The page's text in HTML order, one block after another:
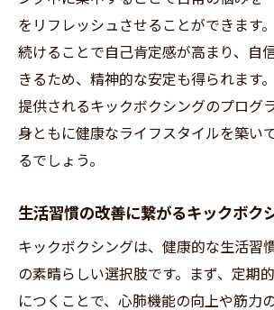
をリフレッシュさせることができます
続けることで自己肯定感が高まり、自
きるため、精神的な安定も得られます
提供されるキックボクシングのプログ
身ともに健康なライフスタイルを築い
るでしょう。
生活習慣の改善に繋がるキックボク
キックボクシングは、健康的な生活習
の素晴らしい選択肢です。まず、定期
につくことで、心肺機能の向上や筋力